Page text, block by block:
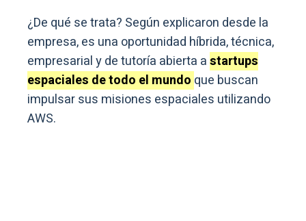
¿De qué se trata? Según explicaron desde la
empresa, es una oportunidad híbrida, técnica,
empresarial y de tutoría abierta astartups
espaciales de todo el mundo que buscan
impulsar sus misiones espaciales utilizando
AWS.